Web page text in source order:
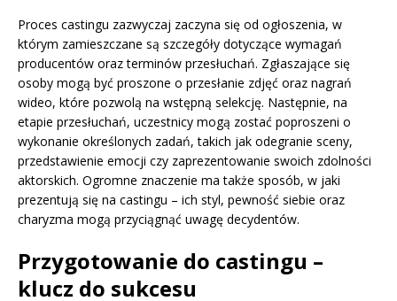
Proces castingu zazwyczaj zaczyna się od ogłoszenia, w
którym zamieszczane są szczegóły dotyczące wymagań
producentów oraz terminów przesłuchań. Zgłaszające się
osoby mogą być proszone o przesłanie zdjęć oraz nagrań
wideo, które pozwolą na wstępną selekcję. Następnie, na
etapie przesłuchań, uczestnicy mogą zostać poproszeni o
wykonanie określonych zadań, takich jak odegranie sceny,
przedstawienie emocji czy zaprezentowanie swoich zdolności
aktorskich. Ogromne znaczenie ma także sposób, w jaki
prezentują się na castingu – ich styl, pewność siebie oraz
charyzma mogą przyciągnąć uwagę decydentów.
Przygotowanie do castingu –
klucz do sukcesu